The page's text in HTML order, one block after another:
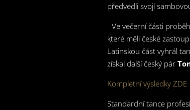
předvedli svojí
Ve večerní části
které měli české
Latinskou část vyhrál
získal další český pár
Kompletní výsledky ZDE
Standardní tance